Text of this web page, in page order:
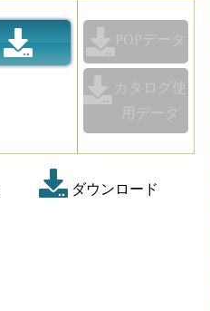
POPデータ
カタログ使
用データ
ダウンロード